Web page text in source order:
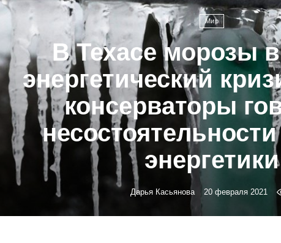
Мир
В Техасе морозы
энергетический
консерваторы
энергетики
Дарья Касьянова 20 февраля 2021